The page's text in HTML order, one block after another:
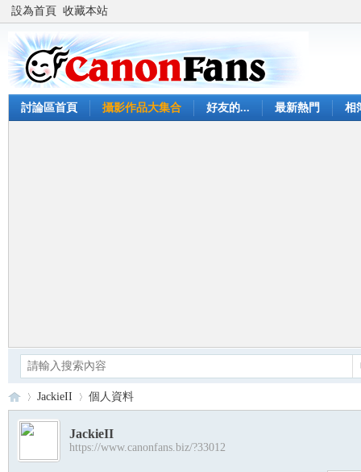
設為首頁 收藏本站
討論區首頁 攝影作品大集合 好友的... 最新熱門 相
Ca›
JackieII 個人資料
JackieII
https://www.canonfans.biz/?33012